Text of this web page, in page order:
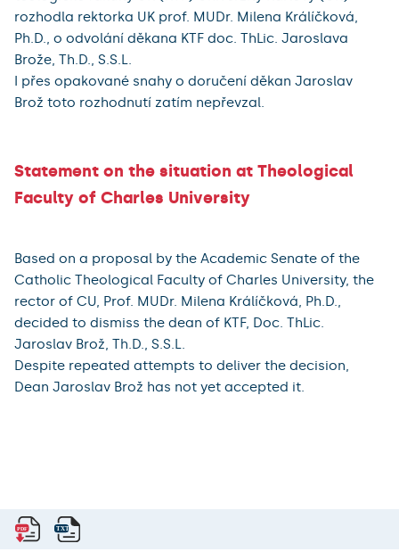
rozhodla rektorka UK prof. MUDr. Milena Králíčková,
Ph.D., o odvolání děkana KTF doc. ThLic. Jaroslava
Brože, Th.D., S.S.L.
I přes opakované snahy o doručení děkan Jaroslav
Brož toto rozhodnutí zatím nepřevzal.
Statement on the situation at Theological
Faculty of Charles University
Based on a proposal by the Academic Senate of the
Catholic Theological Faculty of Charles University, the
rector of CU, Prof. MUDr. Milena Králíčková, Ph.D.,
decided to dismiss the dean of KTF, Doc. ThLic.
Jaroslav Brož, Th.D., S.S.L.
Despite repeated attempts to deliver the decision,
Dean Jaroslav Brož has not yet accepted it.